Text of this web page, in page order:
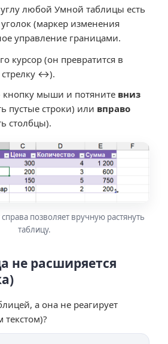
любой Умной таблицы есть
(маркер изменения
управление границами.
курсор (он превратится в
↔).
мыши и потяните вниз
пустые строки) или вправо
столбцы).
позволяет вручную растянуть
таблицу.
не расширяется
а она не реагирует
текстом)?